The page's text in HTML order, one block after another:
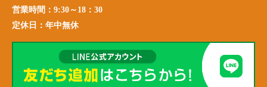
営業時間： 9:30～18：30
定休日： 年中無休